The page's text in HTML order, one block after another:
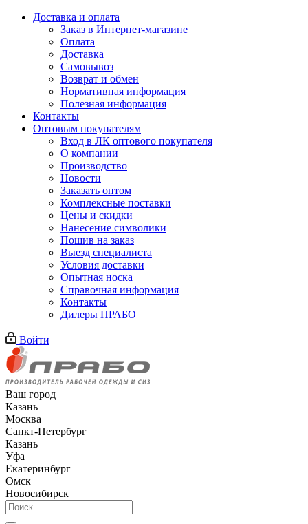
Доставка и оплата
Заказ в Интернет-магазине
Оплата
Доставка
Самовывоз
Возврат и обмен
Нормативная информация
Полезная информация
Контакты
Оптовым покупателям
Вход в ЛК оптового покупателя
О компании
Производство
Новости
Заказать оптом
Комплексные поставки
Цены и скидки
Нанесение символики
Пошив на заказ
Выезд специалиста
Условия доставки
Опытная носка
Справочная информация
Контакты
Дилеры ПРАБО
Войти
Ваш город
Казань
Москва
Санкт-Петербург
Казань
Уфа
Екатеринбург
Омск
Новосибирск